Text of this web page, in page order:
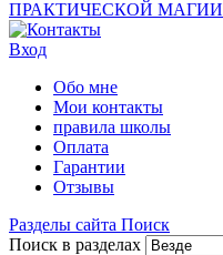
ПРАКТИЧЕСКОЙ МАГИИ
Вход
Обо мне
Мои контакты
правила школы
Оплата
Гарантии
Отзывы
Разделы сайта Поиск
Поиск в разделах